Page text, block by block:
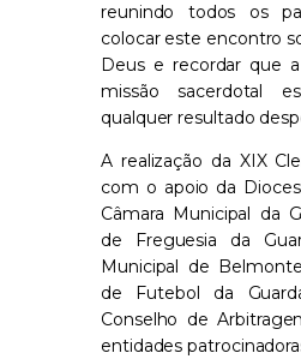
reunindo todos os
colocar este encontro
Deus e recordar que
missão sacerdotal
qualquer resultado
A realização da XIX
com o apoio da
Câmara Municipal da
de Freguesia da
Municipal de
de Futebol da
Conselho de
entidades